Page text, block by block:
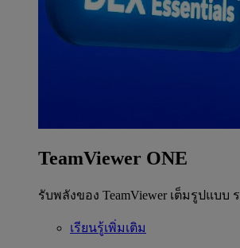
TeamViewer ONE
รับพลังของ TeamViewer เต็มรูปแบ
เรียนรู้เพิ่มเติม